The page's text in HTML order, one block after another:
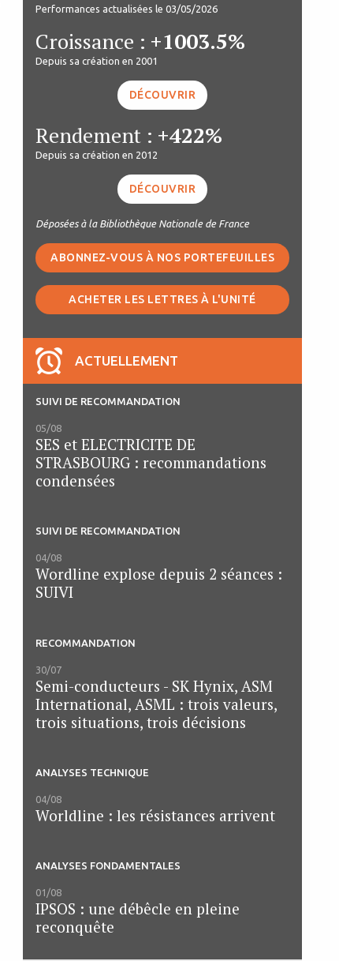
Performances actualisées le 03/05/2026
Croissance : +1003.5%
Depuis sa création en 2001
DÉCOUVRIR
Rendement : +422%
Depuis sa création en 2012
DÉCOUVRIR
Déposées à la Bibliothèque Nationale de France
ABONNEZ-VOUS À NOS PORTEFEUILLES
ACHETER LES LETTRES À L'UNITÉ
ACTUELLEMENT
SUIVI DE RECOMMANDATION
05/08
SES et ELECTRICITE DE
STRASBOURG : recommandations
condensées
SUIVI DE RECOMMANDATION
04/08
Wordline explose depuis 2 séances :
SUIVI
RECOMMANDATION
30/07
Semi-conducteurs - SK Hynix, ASM
International, ASML : trois valeurs,
trois situations, trois décisions
ANALYSES TECHNIQUE
04/08
Worldline : les résistances arrivent
ANALYSES FONDAMENTALES
01/08
IPSOS : une débêcle en pleine
reconquête